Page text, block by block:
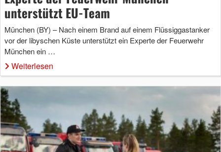
unterstützt EU-Team
München (BY) – Nach einem Brand auf einem Flüssiggastanker
vor der libyschen Küste unterstützt ein Experte der Feuerwehr
München ein …
Weiterlesen